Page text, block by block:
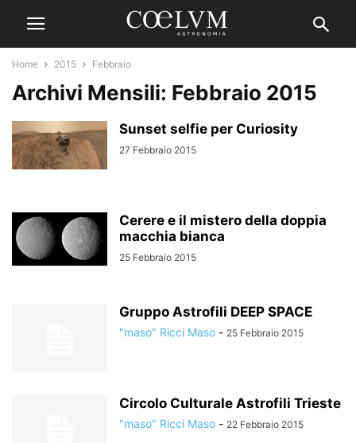
Home 2015 Febbraio
Archivi Mensili: Febbraio 2015
Sunset selfie per Curiosity
27 Febbraio 2015
Cerere e il mistero della doppia
macchia bianca
25 Febbraio 2015
Gruppo Astrofili DEEP SPACE
"maso" Ricci Maso - 25 Febbraio 2015
Circolo Culturale Astrofili Trieste
"maso" Ricci Maso - 22 Febbraio 2015